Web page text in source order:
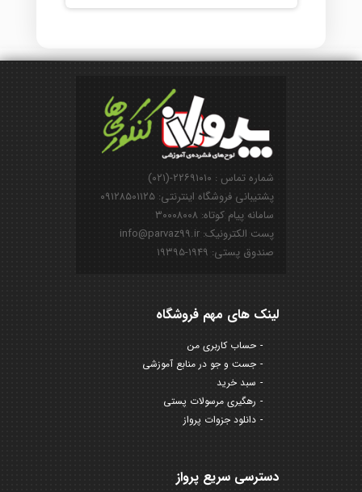
شماره تماس : ۲۲۶۹۱۰۱۰-(۰۲۱)
پشتیبانی فروشگاه اینترنتی: ۰۹۱۲۸۵۰۱۱۲۵
سامانه پیام کوتاه: ۳۰۰۰۸۰۰۸
پست الکترونیک: info@parvaz99.ir
صندوق پستی: ۱۹۴۹-۱۹۳۹۵
لینک های مهم فروشگاه
حساب کاربری من
جست و جو در منابع آموزشی
سبد خرید
رهگیری مرسولات پستی
دانلود جزوات پرواز
دسترسی سریع پرواز